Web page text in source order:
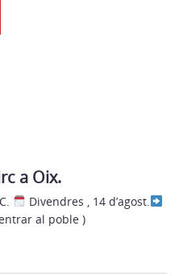
a Oix.
Divendres , 14 d’agost.
al poble )